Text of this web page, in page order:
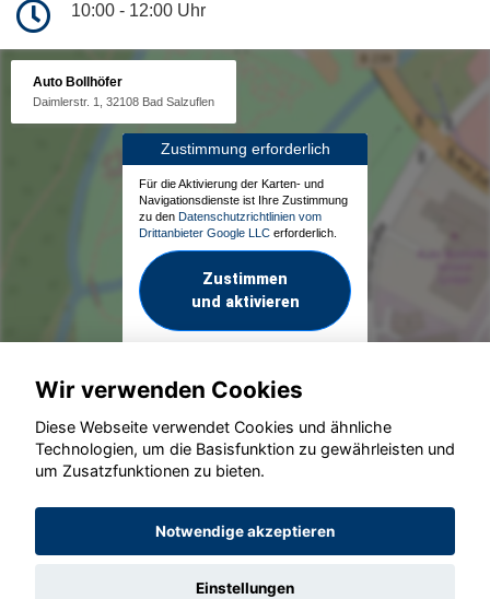
10:00 - 12:00 Uhr
Auto Bollhöfer
Daimlerstr. 1, 32108 Bad Salzuflen
Zustimmung erforderlich
Für die Aktivierung der Karten- und
Navigationsdienste ist Ihre Zustimmung
zu den Datenschutzrichtlinien vom
Drittanbieter Google LLC erforderlich.
Zustimmen
und aktivieren
© konjunkturmotor.de GmbH 2020 - 2026
Wir verwenden Cookies
Diese Webseite verwendet Cookies und ähnliche
Technologien, um die Basisfunktion zu gewährleisten und
um Zusatzfunktionen zu bieten.
Notwendige akzeptieren
Einstellungen